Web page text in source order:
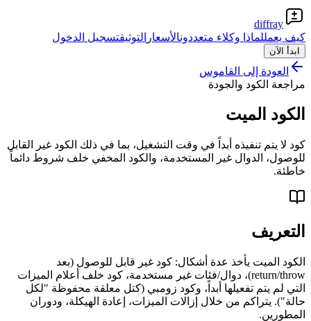
diffray
كيف يعمللماذا وكلاء متعددونالأسعار التوثيقتسجيل الدخول
ابدأ الآن
العودة إلى القاموس
مراجعة الكود والجودة
الكود الميت
كود لا يتم تنفيذه أبداً في وقت التشغيل، بما في ذلك الكود غير القابل
للوصول، الدوال غير المستخدمة، والكود المخفي خلف شروط دائماً
خاطئة.
التعريف
الكود الميت يأخذ عدة أشكال: كود غير قابل للوصول (بعد
return/throw)، دوال/فئات غير مستخدمة، كود خلف أعلام الميزات
التي لم يتم تفعيلها أبداً، وكود زومبي (كتل معلقة محفوظة "لكل
حالة"). يتراكم من خلال إزالات الميزات، إعادة الهيكلة، ودوران
المطورين.